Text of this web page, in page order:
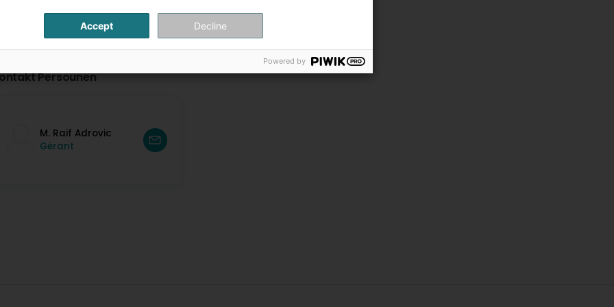
Persounen
M. Raif Adrovic
Gérant
Accept Decline
Powered by